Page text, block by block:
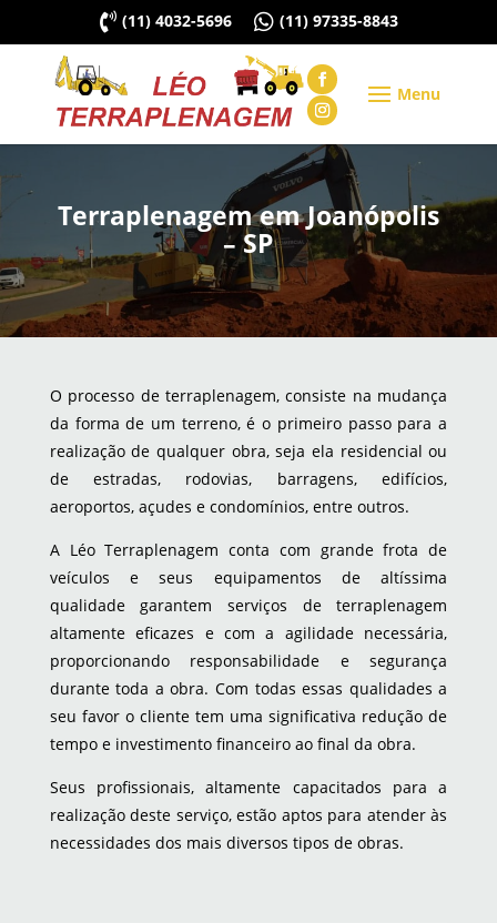
 (11) 4032-5696  (11) 97335-8843
Terraplenagem em Joanópolis
– SP
O processo de terraplenagem, consiste na mudança
da forma de um terreno, é o primeiro passo para a
realização de qualquer obra, seja ela residencial ou
de estradas, rodovias, barragens, edifícios,
aeroportos, açudes e condomínios, entre outros.
A Léo Terraplenagem conta com grande frota de
veículos e seus equipamentos de altíssima
qualidade garantem serviços de terraplenagem
altamente eficazes e com a agilidade necessária,
proporcionando responsabilidade e segurança
durante toda a obra. Com todas essas qualidades a
seu favor o cliente tem uma significativa redução de
tempo e investimento financeiro ao final da obra.
Seus profissionais, altamente capacitados para a
realização deste serviço, estão aptos para atender às
necessidades dos mais diversos tipos de obras.